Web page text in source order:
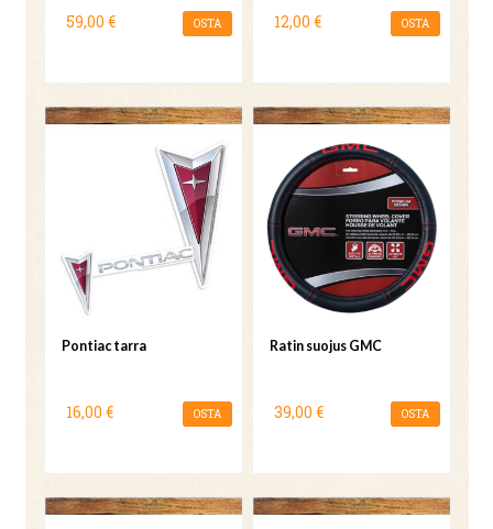
59,00 € OSTA 12,00 € OSTA
Pontiac tarra
16,00 € OSTA
Ratin suojus GMC
39,00 € OSTA